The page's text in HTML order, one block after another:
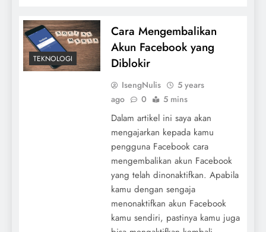
TEKNOLOGI
Cara Mengembalikan
Akun Facebook yang
Diblokir
IsengNulis
5 years
ago
0 5 mins
Dalam artikel ini saya akan
mengajarkan kepada kamu
pengguna Facebook cara
mengembalikan akun Facebook
yang telah dinonaktifkan. Apabila
kamu dengan sengaja
menonaktifkan akun Facebook
kamu sendiri, pastinya kamu juga